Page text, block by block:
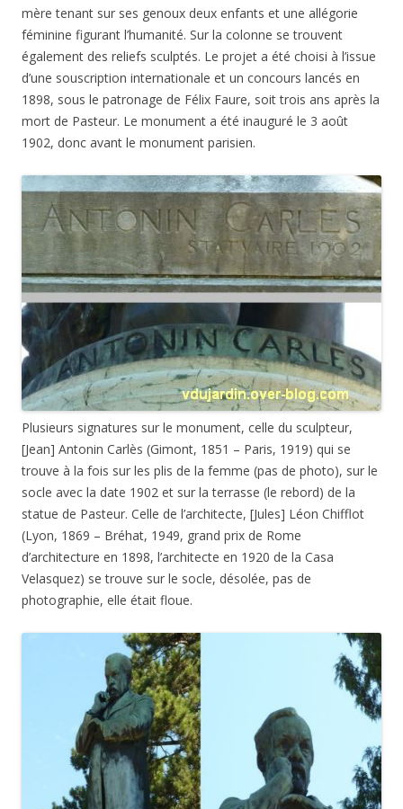
mère tenant sur ses genoux deux enfants et une allégorie
féminine figurant l’humanité. Sur la colonne se trouvent
également des reliefs sculptés. Le projet a été choisi à l’issue
d’une souscription internationale et un concours lancés en
1898, sous le patronage de Félix Faure, soit trois ans après la
mort de Pasteur. Le monument a été inauguré le 3 août
1902, donc avant le monument parisien.
Plusieurs signatures sur le monument, celle du sculpteur,
[Jean] Antonin Carlès (Gimont, 1851 – Paris, 1919) qui se
trouve à la fois sur les plis de la femme (pas de photo), sur le
socle avec la date 1902 et sur la terrasse (le rebord) de la
statue de Pasteur. Celle de l’architecte, [Jules] Léon Chifflot
(Lyon, 1869 – Bréhat, 1949, grand prix de Rome
d’architecture en 1898, l’architecte en 1920 de la Casa
Velasquez) se trouve sur le socle, désolée, pas de
photographie, elle était floue.